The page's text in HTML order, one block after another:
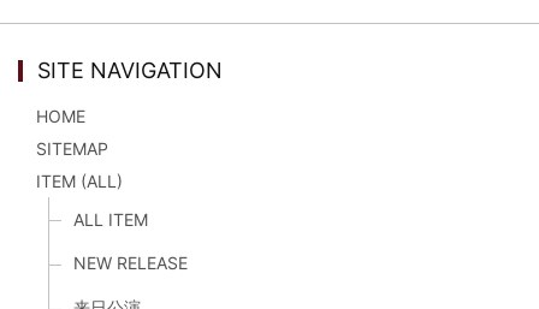
SITE NAVIGATION
HOME
SITEMAP
ITEM (ALL)
ALL ITEM
NEW RELEASE